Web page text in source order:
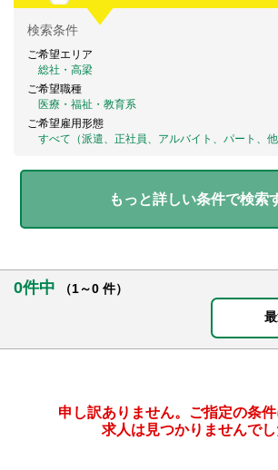
検索条件
ご希望エリア
総社・高梁
ご希望職種
医療・福祉・教育系
ご希望雇用形態
すべて（派遣、正社員、アルバイト、パート、他
もっと詳しい条件で検索
0件中
（1～0 件）
申し訳ありません。ご指定の条
求人は見つかりませんでし